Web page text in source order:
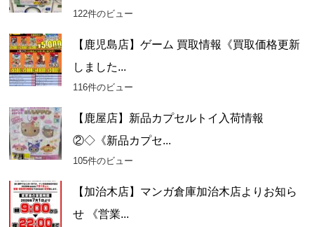
122件のビュー
【鹿児島店】ゲーム 買取情報《買取価格更新
しました...
116件のビュー
【鹿屋店】新品カプセルトイ入荷情報
②◇《新品カプセ...
105件のビュー
【加治木店】マンガ倉庫加治木店よりお知ら
せ 《営業...